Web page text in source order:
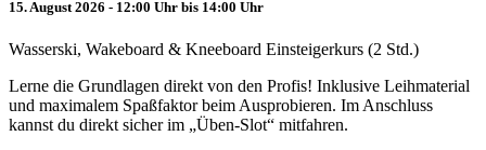
15. August 2026 - 12:00 Uhr bis 14:00 Uhr
Wasserski, Wakeboard & Kneeboard Einsteigerkurs (2 Std.)
Lerne die Grundlagen direkt von den Profis! Inklusive Leihmaterial
und maximalem Spaßfaktor beim Ausprobieren. Im Anschluss
kannst du direkt sicher im „Üben-Slot“ mitfahren.